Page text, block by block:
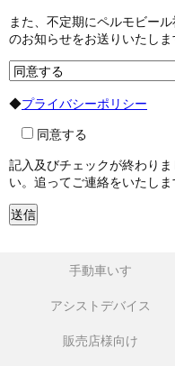
また、不定期にペルモビー
のお知らせをお送りいたしま
◆プライバシーポリシー
同意する
記入及びチェックが終わり
い。追ってご連絡をいたしま
手動車いす
アシストデバイス
販売店様向け